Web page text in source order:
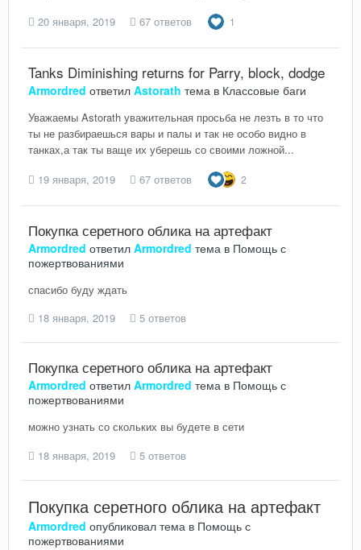
20 января, 2019
67 ответов 1
Tanks Diminishing returns for Parry, block, dodge
Armordred ответил Astorath тема в Классовые баги
Уважаемы Astorath уважительная просьба не лезть в то что
ты не разбираешься вары и палы и так не особо видно в
танках,а так ты ваще их уберешь со своими ложной...
19 января, 2019
67 ответов 2
Покупка серетного облика на артефакт
Armordred ответил Armordred тема в Помощь с
пожертвованиями
спасибо буду ждать
18 января, 2019
5 ответов
Покупка серетного облика на артефакт
Armordred ответил Armordred тема в Помощь с
пожертвованиями
можно узнать со скольких вы будете в сети
18 января, 2019
5 ответов
Покупка серетного облика на артефакт
Armordred опубликовал тема в Помощь с
пожертвованиями